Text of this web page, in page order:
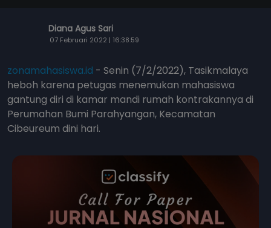
Diana Agus Sari
07 Februari 2022 | 16:38:59
zonamahasiswa.id - Senin (7/2/2022), Tasikmalaya
heboh karena petugas menemukan mahasiswa
gantung diri di kamar mandi rumah kontrakannya di
Perumahan Bumi Parahyangan, Kecamatan
Cibeureum dini hari.